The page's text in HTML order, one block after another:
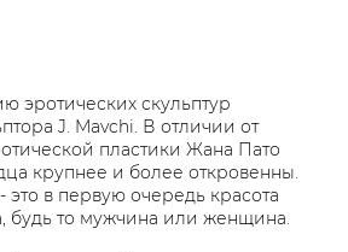
эротических скульптур
J. Mavchi. В отличии от
пластики Жана Пато
крупнее и более откровенны.
это в первую очередь красота
будь то мужчина или женщина.